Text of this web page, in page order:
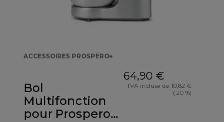
ACCESSOIRES PROSPERO+
Bol
Multifonction
pour Prospero+
64,90 €
TVA incluse de 10,82 €
( 20 %)